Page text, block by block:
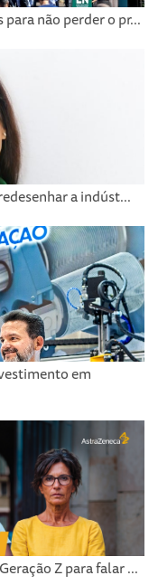
não perder o pr...
a indúst...
em
Z para falar ...